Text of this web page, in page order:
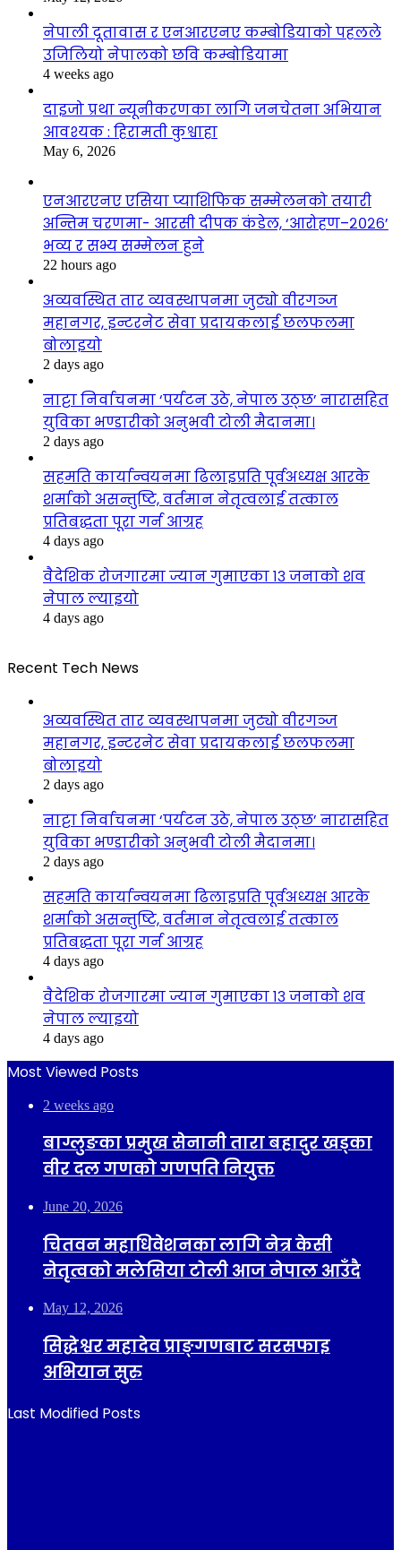
नेपाली दूतावास र एनआरएनए कम्बोडियाको पहलले
उजिलियो नेपालको छवि कम्बोडियामा
4 weeks ago
दाइजो प्रथा न्यूनीकरणका लागि जनचेतना अभियान
आवश्यक : हिरामती कुश्वाहा
May 6, 2026
एनआरएनए एसिया प्याशिफिक सम्मेलनको तयारी
अन्तिम चरणमा- आरसी दीपक कंडेल, ‘आरोहण–२०२६’
भव्य र सभ्य सम्मेलन हुने
22 hours ago
अव्यवस्थित तार व्यवस्थापनमा जुट्यो वीरगञ्ज
महानगर, इन्टरनेट सेवा प्रदायकलाई छलफलमा
बोलाइयो
2 days ago
नाट्टा निर्वाचनमा ‘पर्यटन उठे, नेपाल उठ्छ’ नारासहित
युविका भण्डारीको अनुभवी टोली मैदानमा।
2 days ago
सहमति कार्यान्वयनमा ढिलाइप्रति पूर्वअध्यक्ष आरके
शर्माको असन्तुष्टि, वर्तमान नेतृत्वलाई तत्काल
प्रतिबद्धता पूरा गर्न आग्रह
4 days ago
वैदेशिक रोजगारमा ज्यान गुमाएका १३ जनाको शव
नेपाल ल्याइयो
4 days ago
Recent Tech News
अव्यवस्थित तार व्यवस्थापनमा जुट्यो वीरगञ्ज
महानगर, इन्टरनेट सेवा प्रदायकलाई छलफलमा
बोलाइयो
2 days ago
नाट्टा निर्वाचनमा ‘पर्यटन उठे, नेपाल उठ्छ’ नारासहित
युविका भण्डारीको अनुभवी टोली मैदानमा।
2 days ago
सहमति कार्यान्वयनमा ढिलाइप्रति पूर्वअध्यक्ष आरके
शर्माको असन्तुष्टि, वर्तमान नेतृत्वलाई तत्काल
प्रतिबद्धता पूरा गर्न आग्रह
4 days ago
वैदेशिक रोजगारमा ज्यान गुमाएका १३ जनाको शव
नेपाल ल्याइयो
4 days ago
Most Viewed Posts
2 weeks ago
बाग्लुङका प्रमुख सेनानी तारा बहादुर खड्का
वीर दल गणको गणपति नियुक्त
June 20, 2026
चितवन महाधिवेशनका लागि नेत्र केसी
नेतृत्वको मलेसिया टोली आज नेपाल आउँदै
May 12, 2026
सिद्धेश्वर महादेव प्राङ्गणबाट सरसफाइ
अभियान सुरु
Last Modified Posts